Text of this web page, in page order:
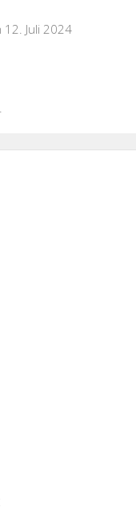
Juli 2024